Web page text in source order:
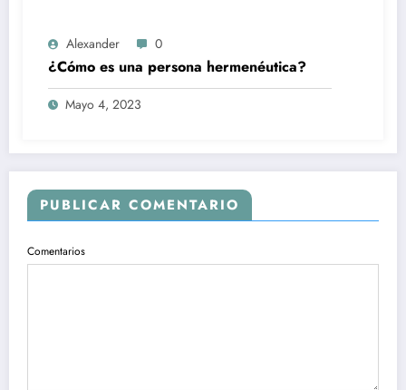
Alexander 0
¿Cómo es una persona hermenéutica?
Mayo 4, 2023
PUBLICAR COMENTARIO
Comentarios